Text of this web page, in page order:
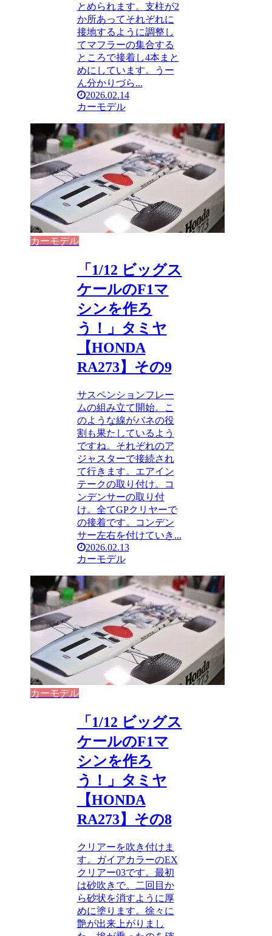
とめられます。支柱が2
か所あってそれぞれに
接地するように調整し
てマフラーの集合する
ところで接着し4本まと
めにしています。うー
ん分かりづら...
2026.02.14
カーモデル
カーモデル
「1/12 ビッグス
ケールのF1マ
シンを作ろ
う！」タミヤ
【HONDA
RA273】その9
サスペンションフレー
ムの組み立て開始。こ
のような線がバネの役
割も果たしているよう
ですね。それぞれのア
ジャスターで接続され
て行きます。エアイン
テークの取り付け。コ
ンデンサーの取り付
け。全てGPクリヤーで
の接着です。コンデン
サー左右を付けていき...
2026.02.13
カーモデル
カーモデル
「1/12 ビッグス
ケールのF1マ
シンを作ろ
う！」タミヤ
【HONDA
RA273】その8
クリアーを吹き付けま
す。ガイアカラーのEX
クリアー03です。最初
は砂吹きで。二回目か
ら砂状を消すように厚
めに塗ります。徐々に
艶が出来上がりまし